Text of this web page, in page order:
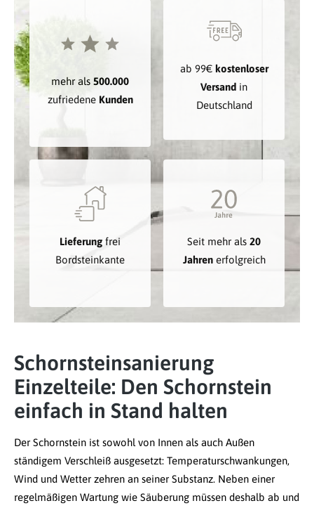
mehr als 500.000
zufriedene Kunden
ab 99€ kostenloser
Versand in
Deutschland
Lieferung frei
Bordsteinkante
Seit mehr als 20
Jahrenerfolgreich
Schornsteinsanierung
Einzelteile: Den Schornstein
einfach in Stand halten
Der Schornstein ist sowohl von Innen als auch Außen
ständigem Verschleiß ausgesetzt: Temperaturschwankungen,
Wind und Wetter zehren an seiner Substanz. Neben einer
regelmäßigen Wartung wie Säuberung müssen deshalb ab und